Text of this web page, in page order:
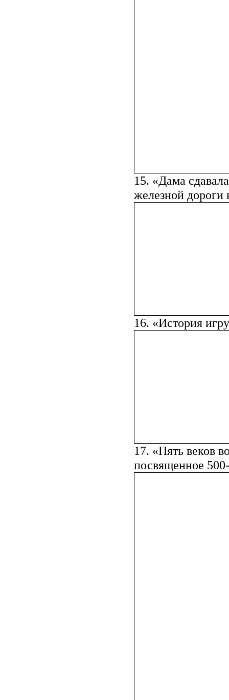
15. «Дама
железной дороги
16. «История
17. «Пять веков
посвященное